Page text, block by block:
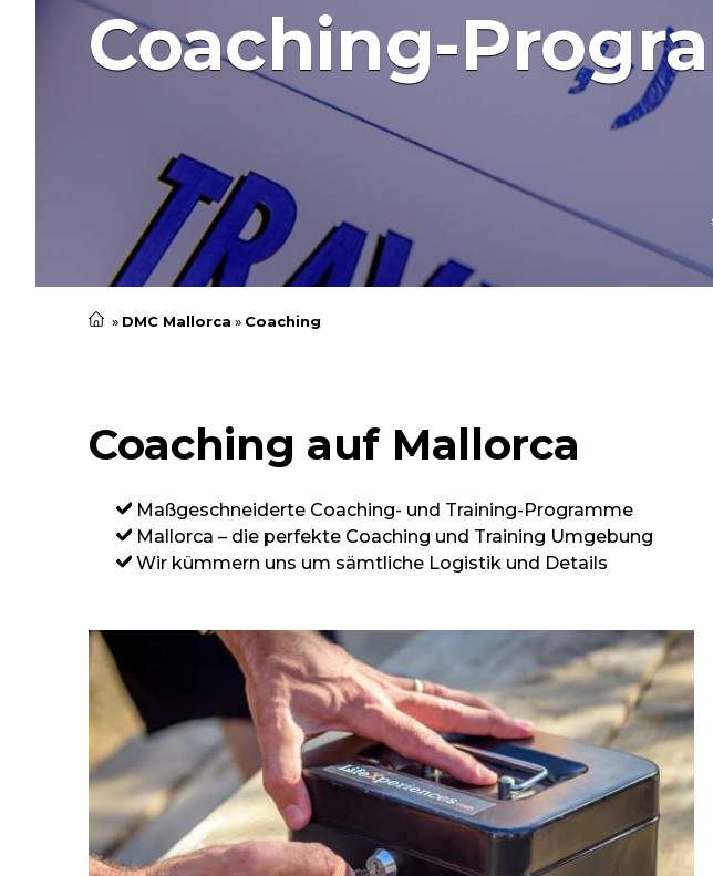
Coaching-
DMC Mallorca Coaching
Coaching auf Mallorca
Maßgeschneiderte Coaching- und Training-Programme
Mallorca – die perfekte Coaching und Training Umgebung
Wir kümmern uns um sämtliche Logistik und Details